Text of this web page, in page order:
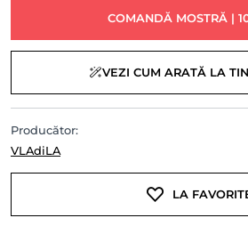
COMANDĂ MOSTRĂ |
VEZI CUM ARATĂ LA
Producător:
VLAdiLA
LA